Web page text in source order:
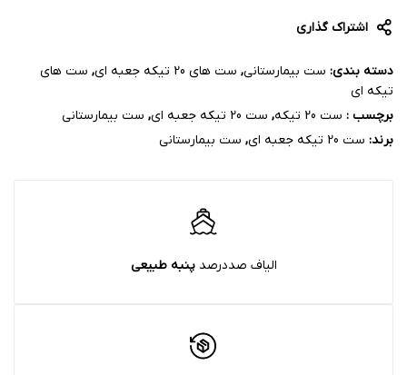
اشتراک گذاری
دسته بندی: ست بیمارستانی, ست های 20 تیکه جعبه ای , ست های
تیکه ای
برچسب : ست 20 تیکه , ست 20 تیکه جعبه ای , ست بیمارستانی
برند: ست 20 تیکه جعبه ای , ست بیمارستانی
الیاف صددرصدپنبه‌ طبیعی